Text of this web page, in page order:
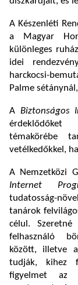
A Készenléti
a Magyar
különleges
idei
harckocsi-
Palme
A Biztonságos
érdeklődőket
témakörébe
vetélkedőkkel,
A Nemzetközi
Internet
tudatosság-
tanárok
célul.
felhasználó
között, illetve
tudják, kihez
figyelmet az